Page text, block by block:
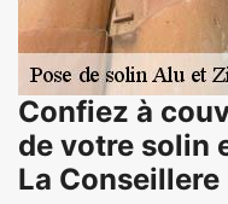
Confiez à
de votre solin
La Conseillere